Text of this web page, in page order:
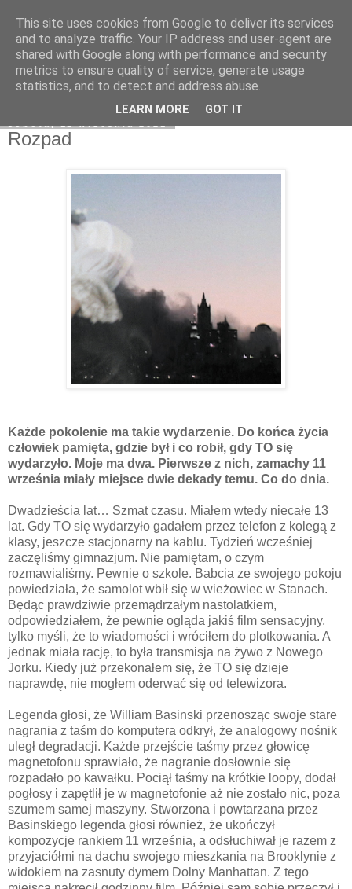
Na obrzeżach
Rozpad
Każde pokolenie ma takie wydarzenie. Do końca życia
człowiek pamięta, gdzie był i co robił, gdy TO się
wydarzyło. Moje ma dwa. Pierwsze z nich, zamachy 11
września miały miejsce dwie dekady temu. Co do dnia.
Dwadzieścia lat… Szmat czasu. Miałem wtedy niecałe 13
lat. Gdy TO się wydarzyło gadałem przez telefon z kolegą z
klasy, jeszcze stacjonarny na kablu. Tydzień wcześniej
zaczęliśmy gimnazjum. Nie pamiętam, o czym
rozmawialiśmy. Pewnie o szkole. Babcia ze swojego pokoju
powiedziała, że samolot wbił się w wieżowiec w Stanach.
Będąc prawdziwie przemądrzałym nastolatkiem,
odpowiedziałem, że pewnie ogląda jakiś film sensacyjny,
tylko myśli, że to wiadomości i wróciłem do plotkowania. A
jednak miała rację, to była transmisja na żywo z Nowego
Jorku. Kiedy już przekonałem się, że TO się dzieje
naprawdę, nie mogłem oderwać się od telewizora.
Legenda głosi, że William Basinski przenosząc swoje stare
nagrania z taśm do komputera odkrył, że analogowy nośnik
uległ degradacji. Każde przejście taśmy przez głowicę
magnetofonu sprawiało, że nagranie dosłownie się
rozpadało po kawałku. Pociął taśmy na krótkie loopy, dodał
pogłosy i zapętlił je w magnetofonie aż nie zostało nic, poza
szumem samej maszyny. Stworzona i powtarzana przez
Basinskiego legenda głosi również, że ukończył
kompozycje rankiem 11 września, a odsłuchiwał je razem z
przyjaciółmi na dachu swojego mieszkania na Brooklynie z
widokiem na zasnuty dymem Dolny Manhattan. Z tego
This site uses cookies from Google to deliver its services
and to analyze traffic. Your IP address and user-agent are
shared with Google along with performance and security
metrics to ensure quality of service, generate usage
statistics, and to detect and address abuse.
LEARN MORE GOT IT